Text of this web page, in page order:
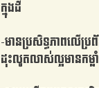
ក្នុងដី
-មាន​ប្រសិទ្ធភាពលើប្
ដុះលូតលាស់ល្អមានកម្លាំ